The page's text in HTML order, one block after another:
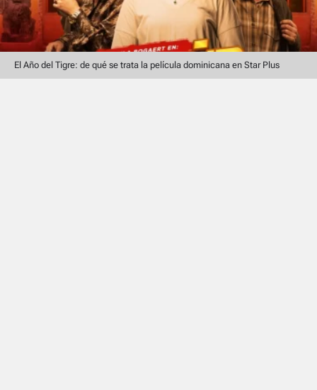
El Año del Tigre: de qué se trata la película dominicana en Star Plus